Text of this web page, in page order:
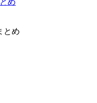
め
とめ